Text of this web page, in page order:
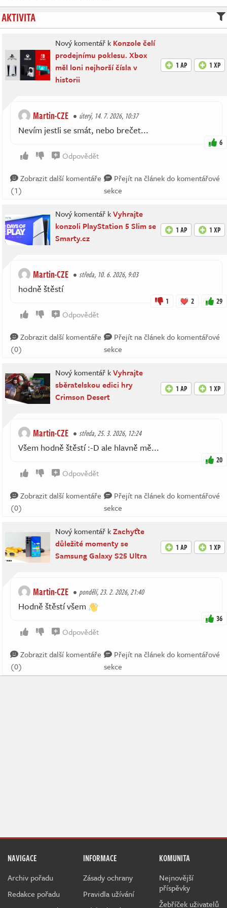
AKTIVITA
Nový komentář k Konzole čelí
prodejnímu poklesu. Xbox
měl loni nejhorší čísla v
historii
1 AP 1 XP
Martin-CZE úterý, 14. 7. 2026, 10:37
Nevím jestli se smát, nebo brečet...
6
Odpovědět
Zobrazit další komentáře
(1)
Přejít na článek do komentářové
sekce
Nový komentář kVyhrajte
konzoli PlayStation 5 Slim se
Smarty.cz
1 AP 1 XP
Martin-CZE středa, 10. 6. 2026, 9:03
hodně štěstí
1 2 29
Odpovědět
Zobrazit další komentáře
(0)
Přejít na článek do komentářové
sekce
Nový komentář kVyhrajte
sběratelskou edici hry
Crimson Desert
1 AP 1 XP
Martin-CZE středa, 25. 3. 2026, 12:24
Všem hodně štěstí :-D ale hlavně mě...
20
Odpovědět
Zobrazit další komentáře
(0)
Přejít na článek do komentářové
sekce
Nový komentář kZachyťte
důležité momenty se
Samsung Galaxy S25 Ultra
1 AP 1 XP
Martin-CZE pondělí, 23. 2. 2026, 21:40
Hodně štěstí všem
36
Odpovědět
Zobrazit další komentáře
(0)
Přejít na článek do komentářové
sekce
NAVIGACE
Archiv pořadu
Redakce pořadu
INFORMACE
Zásady ochrany
Pravidla užívání
KOMUNITA
Nejnovější
příspěvky
Žebříček uživatelů